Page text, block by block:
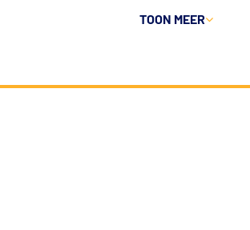
TOON MEER